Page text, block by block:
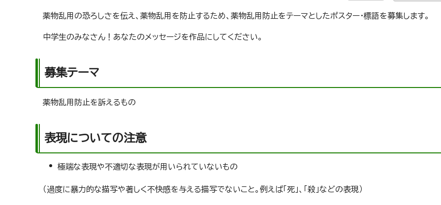
薬物乱用の恐ろしさを伝え、薬物乱用を防止するため、薬物乱用防止をテーマとしたポスター・標語を募集します。
中学生のみなさん！あなたのメッセージを作品にしてください。
募集テーマ
薬物乱用防止を訴えるもの
表現についての注意
極端な表現や不適切な表現が用いられていないもの
（過度に暴力的な描写や著しく不快感を与える描写でないこと。例えば「死」、「殺」などの表現）